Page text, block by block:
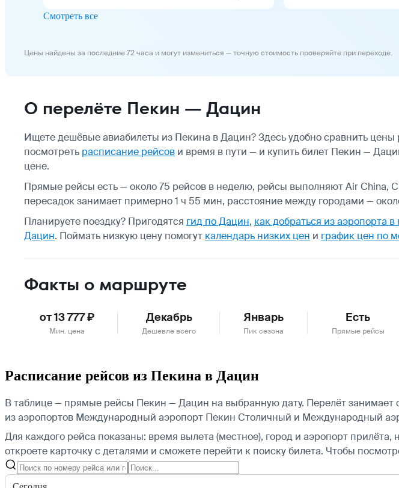
Смотреть все
Цены найдены за последние 72 часа и могут измениться — точную стоимость проверяйте при переходе.
О перелёте Пекин — Дацин
Ищете дешёвые авиабилеты из Пекина в Дацин? Здесь удобно сравнить
посмотреть расписание рейсов и время в пути — и купить билет Пекин —
цене.
Прямые рейсы есть — около 75 рейсов в неделю, рейсы выполняют Air China,
пересадок занимает примерно 1 ч 55 мин, расстояние между городами —
Планируете поездку? Пригодятся гид по Дацин, как добраться из аэропорта в
Дацин. Поймать низкую цену помогут календарь низких цен и график цен по
Факты о маршруте
от 13 777 ₽
Мин. цена
Декабрь
Дешевле всего
Январь
Пик сезона
Есть
Прямые рейсы
Расписание рейсов из Пекина в Дацин
В таблице — прямые рейсы Пекин — Дацин на выбранную дату. Перелёт занимает
из аэропортов Международный аэропорт Пекин Столичный и Международный
Для каждого рейса показаны: время вылета (местное), город и аэропорт
откроете карточку с деталями и сможете перейти к поиску билета. Чтобы